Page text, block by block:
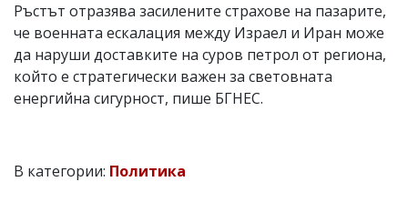
Ръстът отразява засилените страхове на пазарите,
че военната ескалация между Израел и Иран може
да наруши доставките на суров петрол от региона,
който е стратегически важен за световната
енергийна сигурност, пише БГНЕС.
В категории: Политика